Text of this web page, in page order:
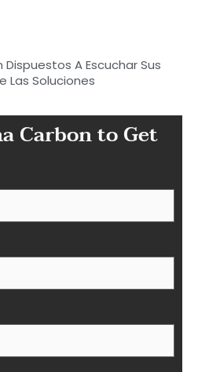
A Escuchar Sus
Las Soluciones
Carbon to Get